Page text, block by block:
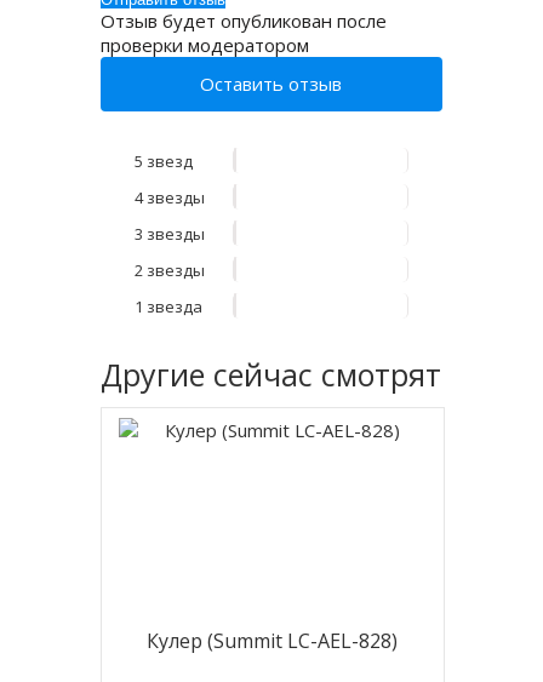
Отзыв будет опубликован после
проверки модератором
Оставить отзыв
5 звезд
4 звезды
3 звезды
2 звезды
1 звезда
Другие сейчас смотрят
Кулер (Summit LC-AEL-828)